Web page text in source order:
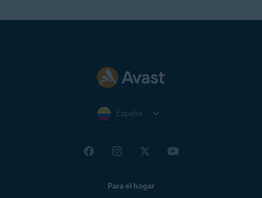
España
Para el hogar